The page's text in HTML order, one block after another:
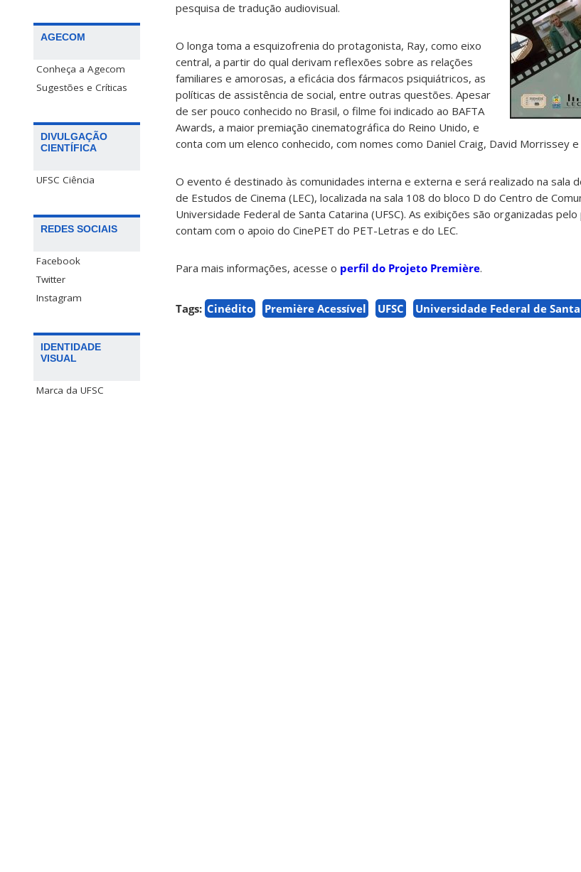
AGECOM
Conheça a Agecom
Sugestões e Críticas
DIVULGAÇÃO
CIENTÍFICA
UFSC Ciência
REDES SOCIAIS
Facebook
Twitter
Instagram
IDENTIDADE
VISUAL
Marca da UFSC
pesquisa de tradução audiovisual.
O longa toma a esquizofrenia do protagonista, Ray, como eixo
central, a partir do qual derivam reflexões sobre as relações
familiares e amorosas, a eficácia dos fármacos psiquiátricos, as
políticas de assistência de social, entre outras questões. Apesar
de ser pouco conhecido no Brasil, o filme foi indicado ao BAFTA
Awards, a maior premiação cinematográfica do Reino Unido, e
conta com um elenco conhecido, com nomes como Daniel Craig, David Morrissey
O evento é destinado às comunidades interna e externa e será realizado na sala
de Estudos de Cinema (LEC), localizada na sala 108 do bloco D do Centro de
Universidade Federal de Santa Catarina (UFSC). As exibições são organizadas
contam com o apoio do CinePET do PET-Letras e do LEC.
Para mais informações, acesse o perfil do Projeto Première.
Tags: Cinédito Première Acessível UFSC Universidade Federal de